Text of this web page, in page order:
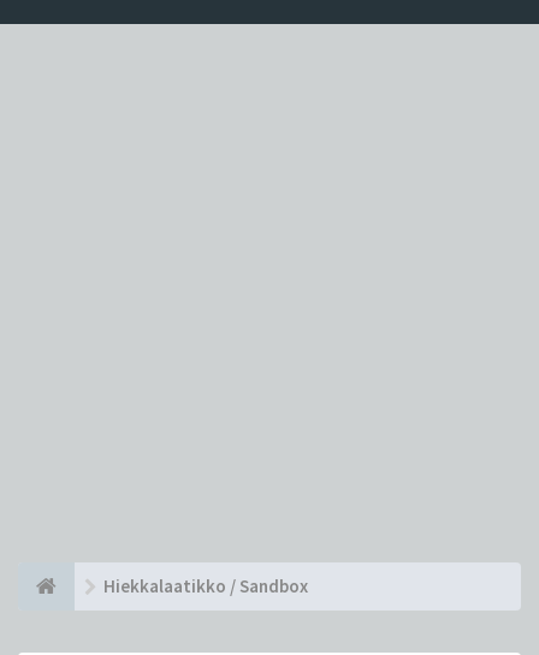
Hiekkalaatikko / Sandbox